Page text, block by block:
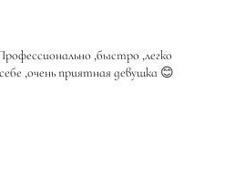
,быстро ,легко
,очень приятная девушка 😊